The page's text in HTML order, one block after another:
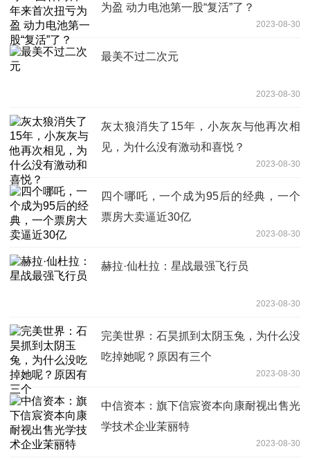
为盈 动力电池第一股“复活”了？
2023-08-30
最美不过二次元
2023-08-30
灰太狼消失了15年，小灰灰与他再次相
见，为什么没有激动和喜悦？
2023-08-30
四个哪吒，一个成为95后的经典，一个
票房大卖逼近30亿
2023-08-30
赫拉·仙杜拉：星战最强飞行员
2023-08-30
完美世界：石昊抓到太阴玉兔，为什么没
吃掉她呢？原因有三个
2023-08-30
中信资本：旗下信宸资本向康耐视出售光
学技术企业茉丽特
2023-08-30